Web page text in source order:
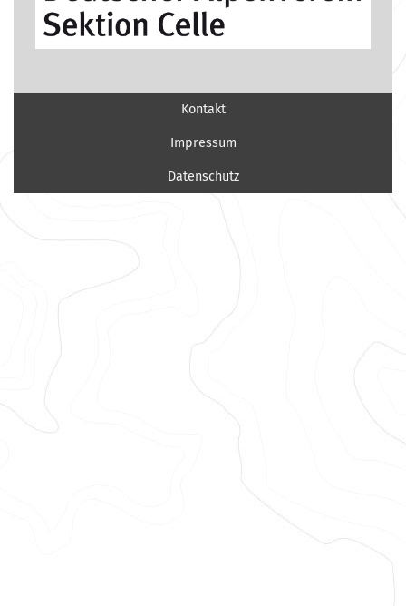
Kontakt
Impressum
Datenschutz